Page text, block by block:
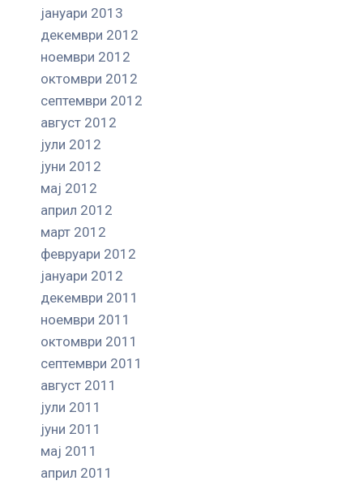
јануари 2013
декември 2012
ноември 2012
октомври 2012
септември 2012
август 2012
јули 2012
јуни 2012
мај 2012
април 2012
март 2012
февруари 2012
јануари 2012
декември 2011
ноември 2011
октомври 2011
септември 2011
август 2011
јули 2011
јуни 2011
мај 2011
април 2011